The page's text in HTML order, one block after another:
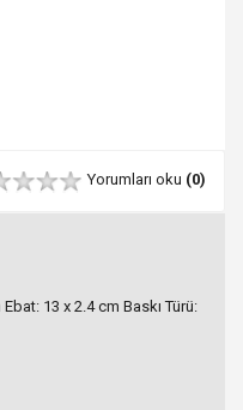
Yorumları oku (0)
13 x 2.4 cm Baskı Türü: